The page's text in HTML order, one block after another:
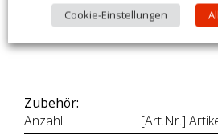
Zubehör:
Anzahl
[Art.Nr.]
Cookie-Einstellungen